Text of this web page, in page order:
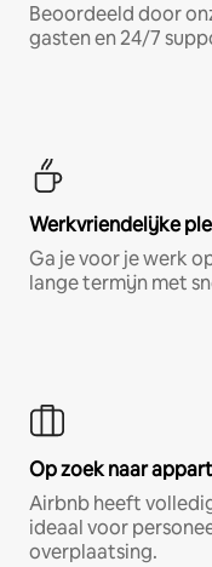
Beoordeeld door
gasten en 24/7
Werkvriendelijke
Ga je voor je werk
lange termijn met
Op zoek naar
Airbnb heeft
ideaal voor
overplaatsing.